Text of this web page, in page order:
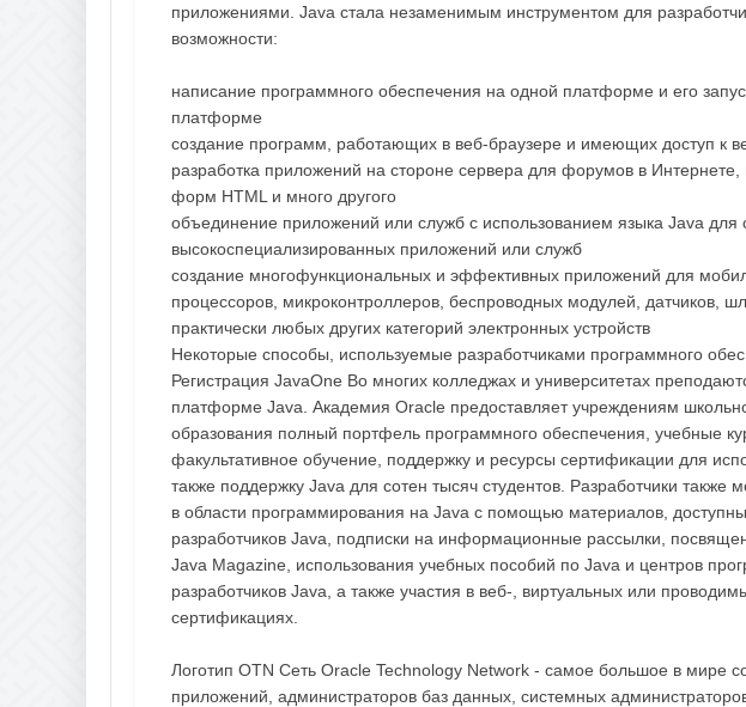
приложениями. Java стала незаменимым инструментом для
возможности:
написание программного обеспечения на одной платформе и его
платформе
создание программ, работающих в веб-браузере и имеющих доступ к
разработка приложений на стороне сервера для форумов в Интернете,
форм HTML и много другого
объединение приложений или служб с использованием языка Java для
высокоспециализированных приложений или служб
создание многофункциональных и эффективных приложений для
процессоров, микроконтроллеров, беспроводных модулей, датчиков,
практически любых других категорий электронных устройств
Некоторые способы, используемые разработчиками программного
Регистрация JavaOne Во многих колледжах и университетах
платформе Java. Академия Oracle предоставляет учреждениям
образования полный портфель программного обеспечения, учебные
факультативное обучение, поддержку и ресурсы сертификации для
также поддержку Java для сотен тысяч студентов. Разработчики также
в области программирования на Java с помощью материалов,
разработчиков Java, подписки на информационные рассылки,
Java Magazine, использования учебных пособий по Java и центров
разработчиков Java, а также участия в веб-, виртуальных или
сертификациях.
Логотип OTN Сеть Oracle Technology Network - самое большое в мире
приложений, администраторов баз данных, системных